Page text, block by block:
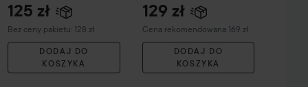
125 zł
Bez ceny pakietu: 128 zł
DODAJ DO
KOSZYKA
129 zł
Cena rekomendowana 169 zł
Zalecana cena 169 zł
DODAJ DO
KOSZYKA